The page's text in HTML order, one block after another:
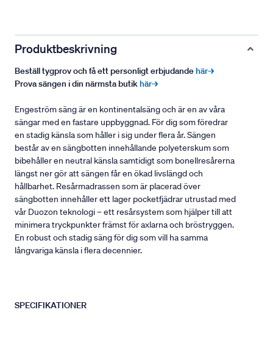
Produktbeskrivning
Beställ tygprov och få ett personligt erbjudandehär→
Prova sängen i din närmsta butikhär→
Engeström säng är en kontinentalsäng och är en av våra
sängar med en fastare uppbyggnad. För dig som föredrar
en stadig känsla som håller i sig under flera år. Sängen
består av en sängbotten innehållande polyeterskum som
bibehåller en neutral känsla samtidigt som bonellresårerna
längst ner gör att sängen får en ökad livslängd och
hållbarhet. Resårmadrassen som är placerad över
sängbotten innehåller ett lager pocketfjädrar utrustad med
vår Duozon teknologi – ett resårsystem som hjälper till att
minimera tryckpunkter främst för axlarna och bröstryggen.
En robust och stadig säng för dig som vill ha samma
långvariga känsla i flera decennier.
SPECIFIKATIONER